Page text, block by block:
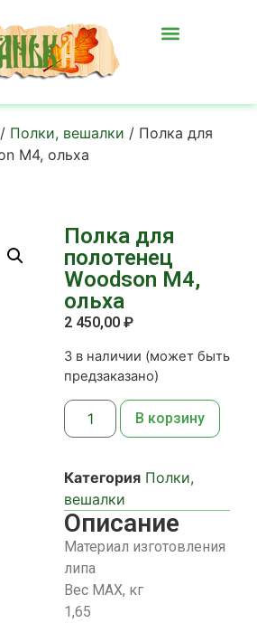
/ Полки, вешалки / Полка для
М4, ольха
Полка для
полотенец
Woodson М4,
ольха
2 450,00 ₽
3 в наличии (может быть
предзаказано)
В корзину
Категория Полки,
вешалки
Описание
Материал изготовления
липа
Вес МАХ, кг
1,65